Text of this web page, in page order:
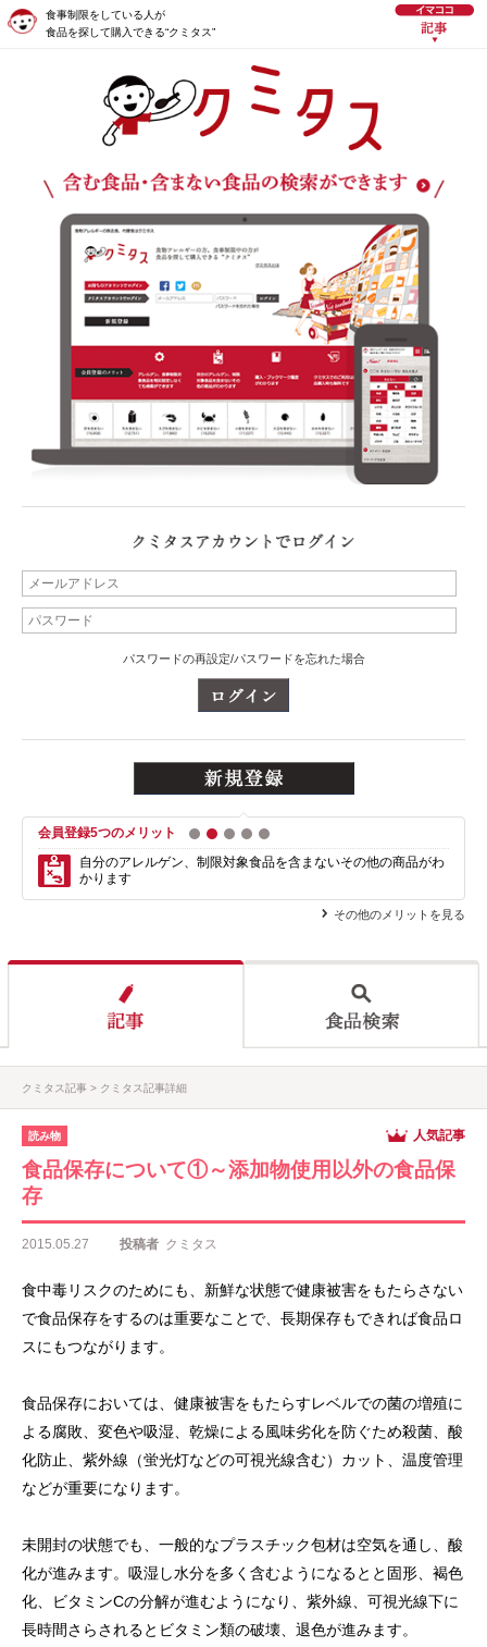
食事制限をしている人が
食品を探して購入できる“クミタス”
パスワードの再設定/パスワードを忘れた場合
会員登録5つのメリット 1 2 3 4
自分のアレルゲン、制限対象食品を含まないその他の商品がわ
かります
その他のメリットを見る
クミタス記事 クミタス記事詳細
読み物 人気記事
食品保存について①～添加物使用以外の食品保
存
2015.05.27 投稿者 クミタス
食中毒リスクのためにも、新鮮な状態で健康被害をもたらさない
で食品保存をするのは重要なことで、長期保存もできれば食品ロ
スにもつながります。
食品保存においては、健康被害をもたらすレベルでの菌の増殖に
よる腐敗、変色や吸湿、乾燥による風味劣化を防ぐため殺菌、酸
化防止、紫外線（蛍光灯などの可視光線含む）カット、温度管理
などが重要になります。
未開封の状態でも、一般的なプラスチック包材は空気を通し、酸
化が進みます。吸湿し水分を多く含むようになるとと固形、褐色
化、ビタミンCの分解が進むようになり、紫外線、可視光線下に
長時間さらされるとビタミン類の破壊、退色が進みます。